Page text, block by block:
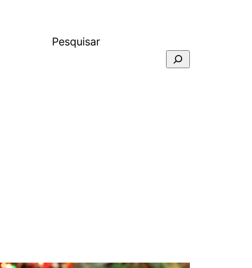
Pesquisar